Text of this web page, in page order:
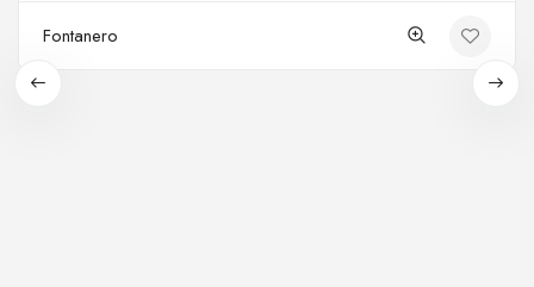
Fontanero